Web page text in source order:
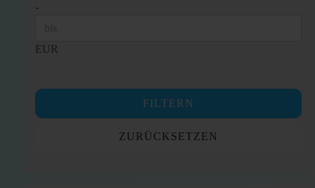
-
EUR
FILTERN
ZURÜCKSETZEN